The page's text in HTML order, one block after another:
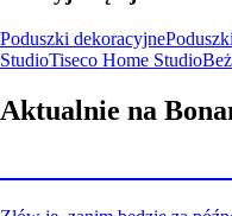
Poduszki dekoracyjne
StudioTiseco Home Studio
Aktualnie na